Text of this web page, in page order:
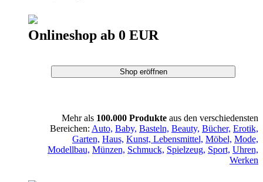
Onlineshop ab 0 EUR
Mehr als 100.000 Produkte aus den verschiedensten
Bereichen: Auto, Baby, Basteln, Beauty, Bücher, Erotik,
Garten, Haus, Kunst, Lebensmittel, Möbel, Mode,
Modellbau, Münzen, Schmuck, Spielzeug, Sport, Uhren,
Werken